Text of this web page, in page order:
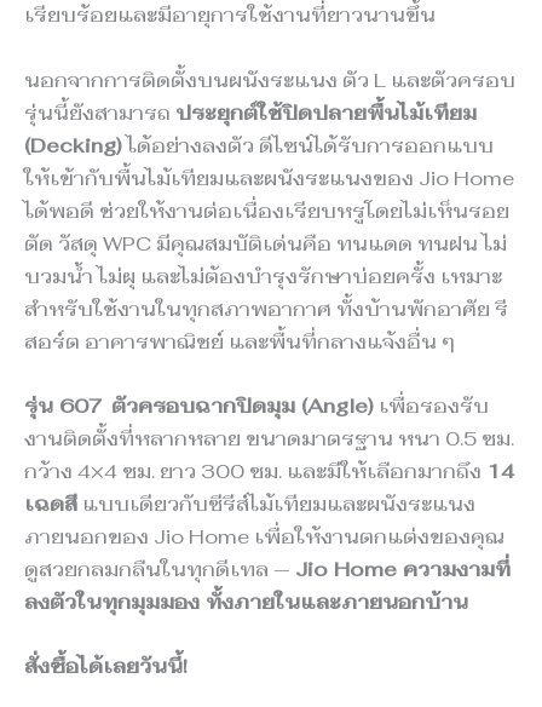
เรียบร้อยและมีอายุการใช้งานที่ยาวนานขึ้น
นอกจากการติดตั้งบนผนังระแนง ตัว L และตัวครอบ
รุ่นนี้ยังสามารถ ประยุกต์ใช้ปิดปลายพื้นไม้เทียม
(Decking)ได้อย่างลงตัว ดีไซน์ได้รับการออกแบบ
ให้เข้ากับพื้นไม้เทียมและผนังระแนงของ Jio Home
ได้พอดี ช่วยให้งานต่อเนื่องเรียบหรูโดยไม่เห็นรอย
ตัด วัสดุ WPC มีคุณสมบัติเด่นคือ ทนแดด ทนฝน ไม่
บวมน้ำ ไม่ผุ และไม่ต้องบำรุงรักษาบ่อยครั้ง เหมาะ
สำหรับใช้งานในทุกสภาพอากาศ ทั้งบ้านพักอาศัย รี
สอร์ต อาคารพาณิชย์ และพื้นที่กลางแจ้งอื่น ๆ
รุ่น 607 ตัวครอบฉากปิดมุม (Angle) เพื่อรองรับ
งานติดตั้งที่หลากหลาย ขนาดมาตรฐาน หนา 0.5 ซม.
กว้าง 4×4 ซม. ยาว 300 ซม. และมีให้เลือกมากถึง 14
เฉดสี แบบเดียวกับซีรีส์ไม้เทียมและผนังระแนง
ภายนอกของ Jio Home เพื่อให้งานตกแต่งของคุณ
ดูสวยกลมกลืนในทุกดีเทล — Jio Home ความงามที่
ลงตัวในทุกมุมมอง ทั้งภายในและภายนอกบ้าน
สั่งซื้อได้เลยวันนี้!